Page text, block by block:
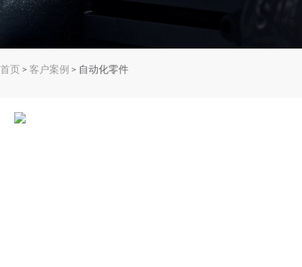
首页 > 客户案例 > 自动化零件